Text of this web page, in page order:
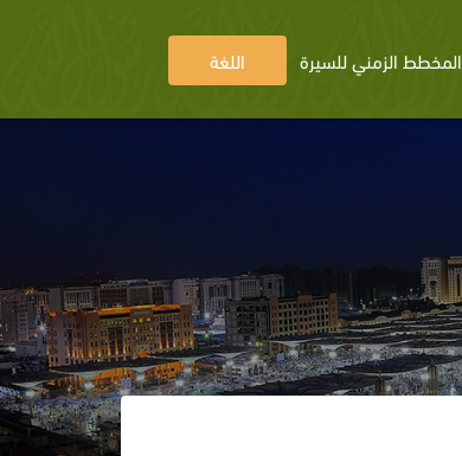
المخطط الزمني للسيرة اللغة